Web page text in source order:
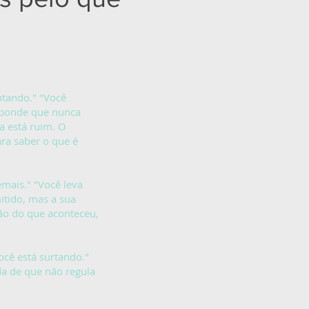
"Você
que nunca
está ruim. O
saber o que é
"Você leva
mas a sua
do que aconteceu,
está surtando."
de que não regula